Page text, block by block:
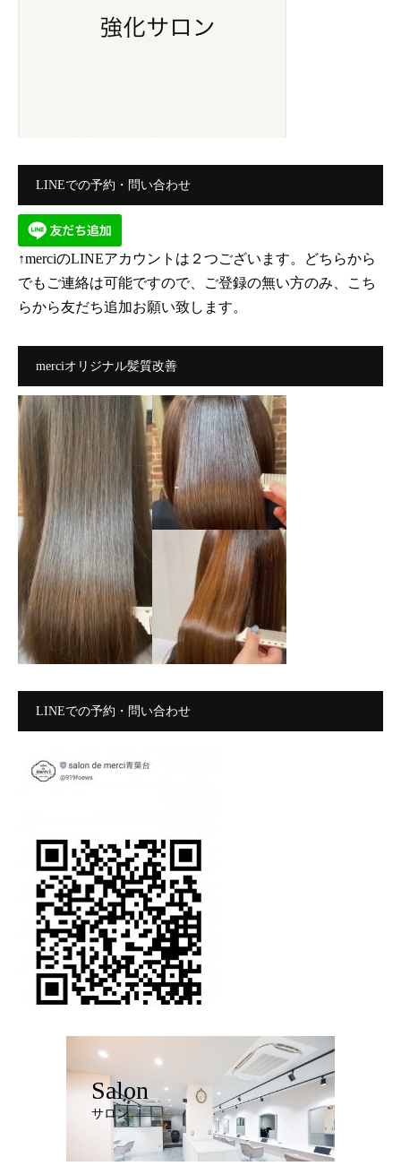
LINEでの予約・問い合わせ
↑merciのLINEアカウントは２つございます。どちらから
でもご連絡は可能ですので、ご登録の無い方のみ、こち
らから友だち追加お願い致します。
merciオリジナル髪質改善
LINEでの予約・問い合わせ
Salon
サロン